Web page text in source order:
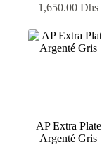
1,650.00Dhs
AP Extra Plate
Argenté Gris